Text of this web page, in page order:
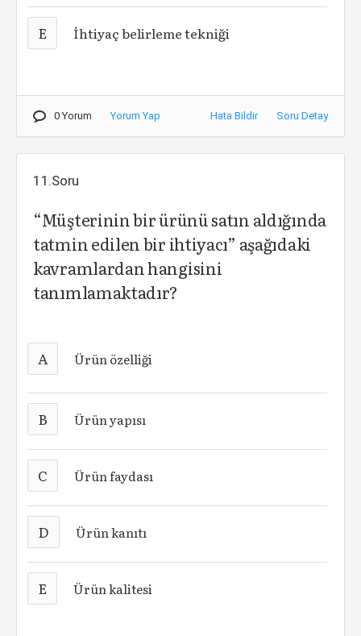
E İhtiyaç belirleme tekniği
0 Yorum Yorum Yap Hata Bildir Soru Detay
11.Soru
“Müşterinin bir ürünü satın aldığında
tatmin edilen bir ihtiyacı” aşağıdaki
kavramlardan hangisini
tanımlamaktadır?
A Ürün özelliği
B Ürün yapısı
C Ürün faydası
D Ürün kanıtı
E Ürün kalitesi